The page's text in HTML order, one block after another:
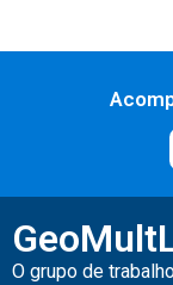
O grupo de